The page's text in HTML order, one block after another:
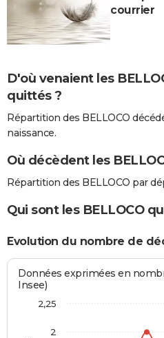
courrier
D'où venaient les
quittés ?
Répartition des BELLOCO
naissance.
Où décèdent les
Répartition des BELLOCO par
Qui sont les BELLOCO
Evolution du nombre de
Données exprimées en
Insee)
2
2,25